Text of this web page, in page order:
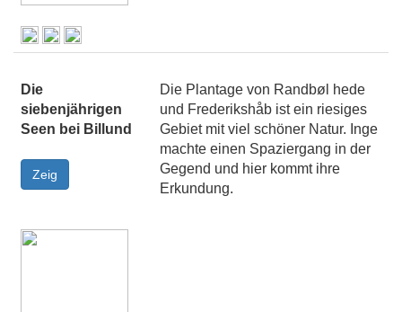
Die
siebenjährigen
Seen bei Billund
Die Plantage von Randbøl hede
und Frederikshåb ist ein riesiges
Gebiet mit viel schöner Natur. Inge
machte einen Spaziergang in der
Gegend und hier kommt ihre
Erkundung.